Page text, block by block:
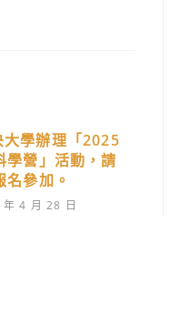
學辦理「2025
學營」活動，請
名參加。
4 月 28 日